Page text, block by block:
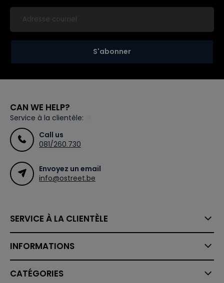
S'abonner
CAN WE HELP?
Service à la clientèle:
Call us
081/260.730
Envoyez un email
info@ostreet.be
SERVICE À LA CLIENTÈLE
INFORMATIONS
CATÉGORIES